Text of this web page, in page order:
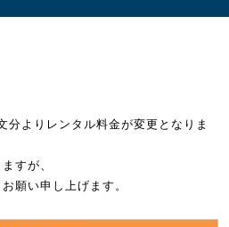
分よりレンタル料金が変更となりま
すが、
願い申し上げます。